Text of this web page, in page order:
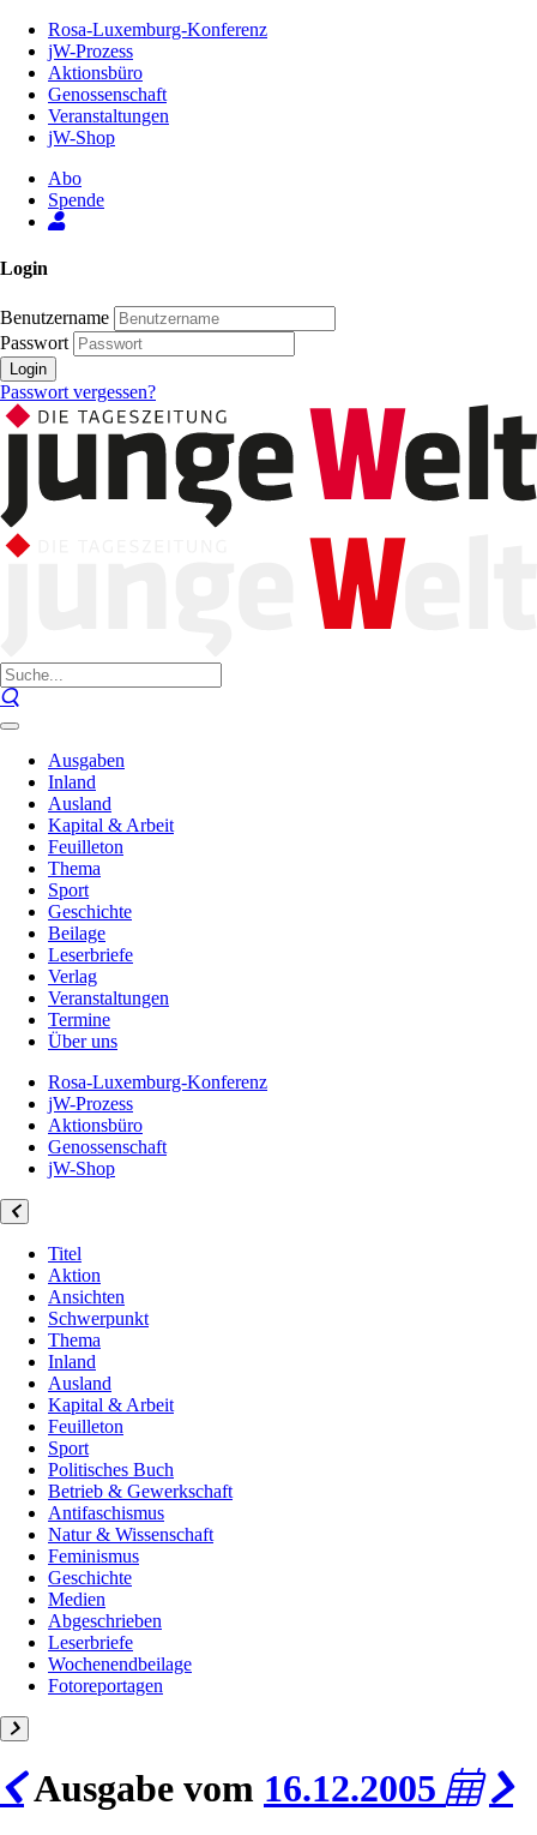
Inhalt
Seite
Rosa-Luxemburg-Konferenz
jW-Prozess
Aktionsbüro
Genossenschaft
Veranstaltungen
jW-Shop
Abo
Spende
Login
Benutzername
Passwort
Login
Passwort vergessen?
Ausgaben
Inland
Ausland
Kapital & Arbeit
Feuilleton
Thema
Sport
Geschichte
Beilage
Leserbriefe
Verlag
Veranstaltungen
Termine
Über uns
Rosa-Luxemburg-Konferenz
jW-Prozess
Aktionsbüro
Genossenschaft
jW-Shop
Titel
Aktion
Ansichten
Schwerpunkt
Thema
Inland
Ausland
Kapital & Arbeit
Feuilleton
Sport
Politisches Buch
Betrieb & Gewerkschaft
Antifaschismus
Natur & Wissenschaft
Feminismus
Geschichte
Medien
Abgeschrieben
Leserbriefe
Wochenendbeilage
Fotoreportagen
Ausgabe vom 16.12.2005